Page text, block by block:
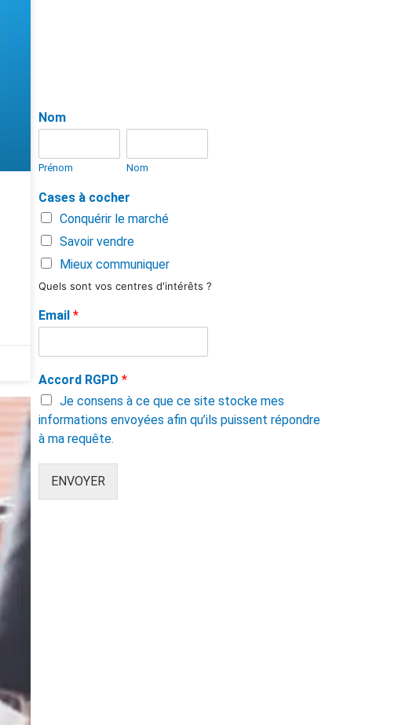
Nom
Prénom Nom
Cases à cocher
Conquérir le marché
Savoir vendre
Mieux communiquer
Quels sont vos centres d'intérêts ?
Email *
Accord RGPD *
Je consens à ce que ce site stocke mes
informations envoyées afin qu’ils puissent répondre
à ma requête.
ENVOYER